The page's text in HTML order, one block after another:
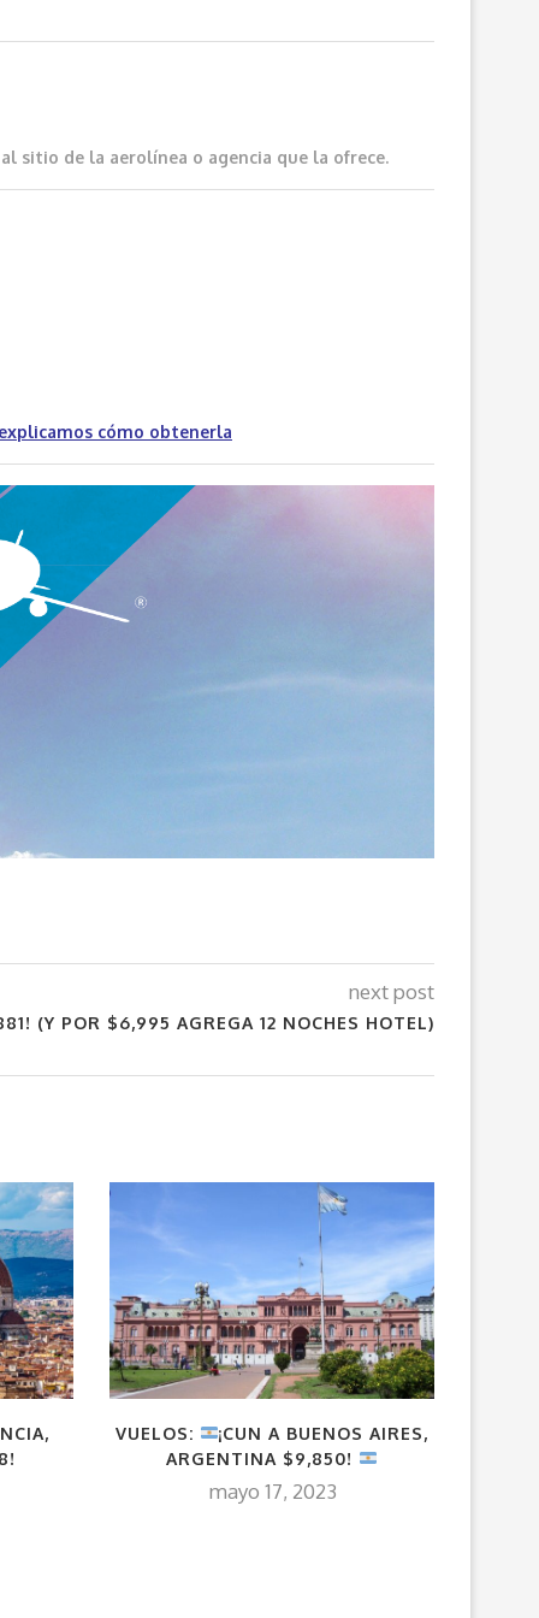
sitio de la aerolínea o agencia que la ofrece.
cómo obtenerla
next post
(Y POR $6,995 AGREGA 12 NOCHES HOTEL)
VUELOS:
¡CUN A BUENOS AIRES,
ARGENTINA $9,850!
mayo 17, 2023